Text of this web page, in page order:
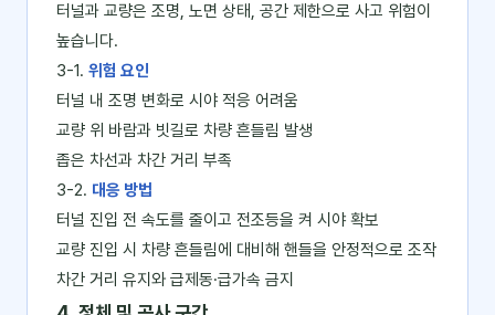
터널과 교량은 조명, 노면 상태, 공간 제한으로 사고 위험이
높습니다.
3-1. 위험 요인
터널 내 조명 변화로 시야 적응 어려움
교량 위 바람과 빗길로 차량 흔들림 발생
좁은 차선과 차간 거리 부족
3-2. 대응 방법
터널 진입 전 속도를 줄이고 전조등을 켜 시야 확보
교량 진입 시 차량 흔들림에 대비해 핸들을 안정적으로 조작
차간 거리 유지와 급제동·급가속 금지